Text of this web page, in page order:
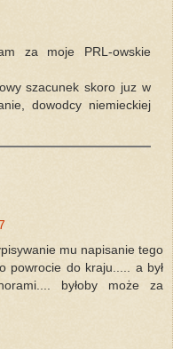
za moje PRL-owskie
szacunek skoro juz w
dowodcy niemieckiej
mu napisanie tego
powrocie do kraju..... a był
byłoby może za